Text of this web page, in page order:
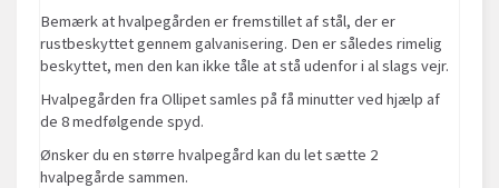
Bemærk at hvalpegården er fremstillet af stål, der er
rustbeskyttet gennem galvanisering. Den er således rimelig
beskyttet, men den kan ikke tåle at stå udenfor i al slags vejr.
Hvalpegården fra Ollipet samles på få minutter ved hjælp af
de 8 medfølgende spyd.
Ønsker du en større hvalpegård kan du let sætte 2
hvalpegårde sammen.